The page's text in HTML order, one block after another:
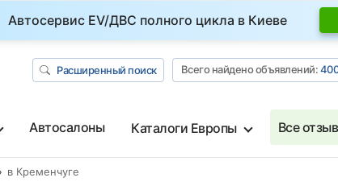
Автосервис EV/ДВС полного цикла в Киеве
Расширенный поиск Всего найдено объявлений:
Автосалоны Каталоги Европы Все
в Кременчуге